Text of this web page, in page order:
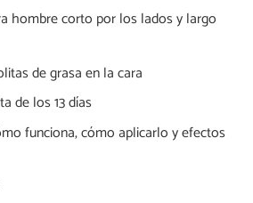
hombre corto por los lados y largo
de grasa en la cara
de los 13 días
funciona, cómo aplicarlo y efectos